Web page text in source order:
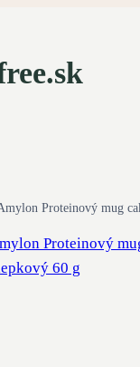
Proteinový mug